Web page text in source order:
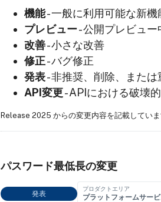
機能- 一般に利用可能な新機
プレビュー- 公開プレビュ
改善- 小さな改善
修正- バグ修正
発表- 非推奨、削除、また
API変更- APIにおける破壊
Release 2025 からの変更内容を記載していま
パスワード最低長の変更
発表
プロダクトエリア
プラットフォームサー